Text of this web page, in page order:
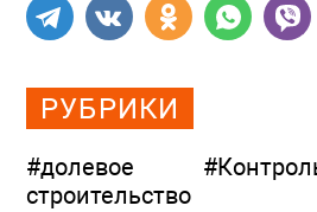
РУБРИКИ
#долевое
строительство